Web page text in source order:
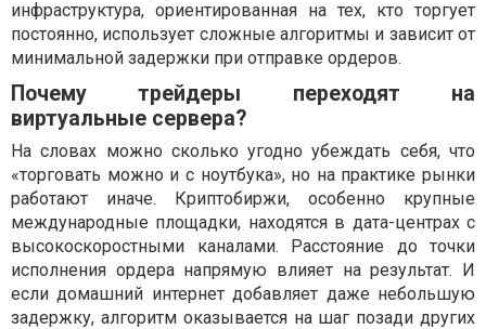
инфраструктура, ориентированная на тех, кто торгует
постоянно, использует сложные алгоритмы и зависит от
минимальной задержки при отправке ордеров.
Почему трейдеры переходят на
виртуальные сервера?
На словах можно сколько угодно убеждать себя, что
«торговать можно и с ноутбука», но на практике рынки
работают иначе. Криптобиржи, особенно крупные
международные площадки, находятся в дата-центрах с
высокоскоростными каналами. Расстояние до точки
исполнения ордера напрямую влияет на результат. И
если домашний интернет добавляет даже небольшую
задержку, алгоритм оказывается на шаг позади других